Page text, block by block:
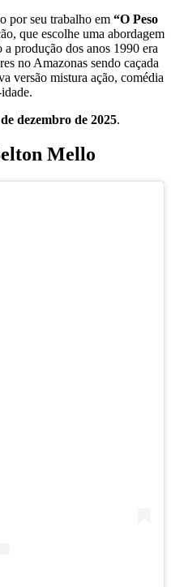
por seu trabalho em “O Peso
que escolhe uma abordagem
produção dos anos 1990 era
no Amazonas sendo caçada
versão mistura ação, comédia
dezembro de 2025.
Mello